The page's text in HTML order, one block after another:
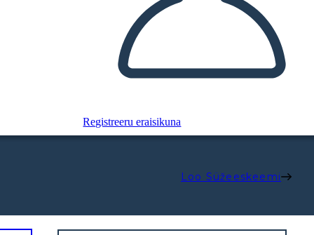
Registreeru eraisikuna
Loo Süžeeskeemi